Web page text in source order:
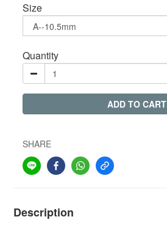
Size
Quantity
ADD TO CART
SHARE
Description